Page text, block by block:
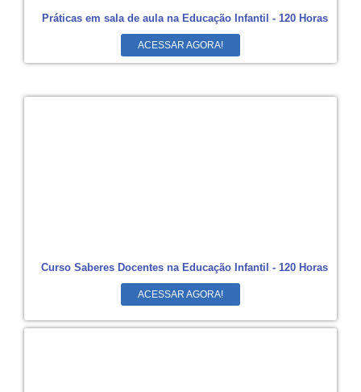
Práticas em sala de aula na Educação Infantil - 120 Horas
ACESSAR AGORA!
Curso Saberes Docentes na Educação Infantil - 120 Horas
ACESSAR AGORA!